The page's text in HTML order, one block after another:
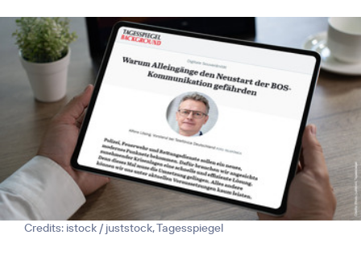
Credits: istock / juststock, Tagesspiegel